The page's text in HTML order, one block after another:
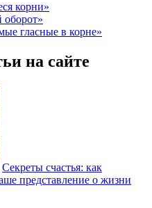
корни»
гласные в корне»
на сайте
Секреты счастья: как
представление о жизни